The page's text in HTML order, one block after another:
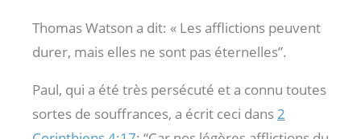
Thomas Watson a dit: « Les afflictions peuvent
durer, mais elles ne sont pas éternelles”.
Paul, qui a été très persécuté et a connu toutes
sortes de souffrances, a écrit ceci dans2